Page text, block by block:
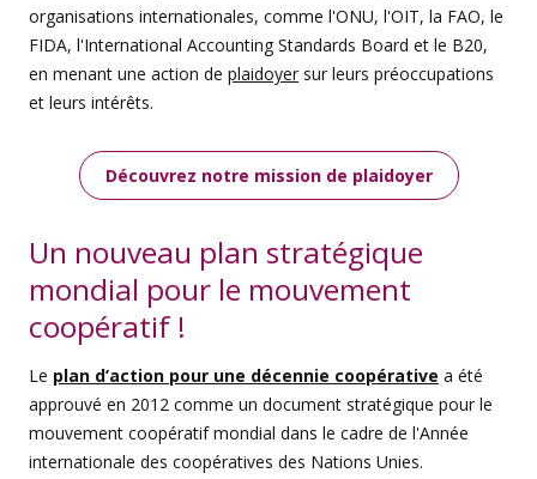
organisations internationales, comme l'ONU, l'OIT, la FAO, le
FIDA, l'International Accounting Standards Board et le B20,
en menant une action de plaidoyer sur leurs préoccupations
et leurs intérêts.
Découvrez notre mission de plaidoyer
Un nouveau plan stratégique
mondial pour le mouvement
coopératif !
Le plan d’action pour une décennie coopérative a été
approuvé en 2012 comme un document stratégique pour le
mouvement coopératif mondial dans le cadre de l'Année
internationale des coopératives des Nations Unies.